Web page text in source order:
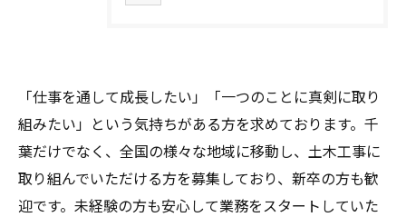
「仕事を通して成長したい」「一つのことに真剣に取り
組みたい」という気持ちがある方を求めております。千
葉だけでなく、全国の様々な地域に移動し、土木工事に
取り組んでいただける方を募集しており、新卒の方も歓
迎です。未経験の方も安心して業務をスタートしていた